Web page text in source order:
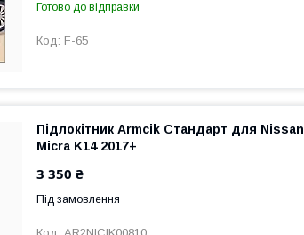
Готово до відправки
F-65
Підлокітник Armcik Стандарт для Nissan
Micra K14 2017+
3 350 ₴
Під замовлення